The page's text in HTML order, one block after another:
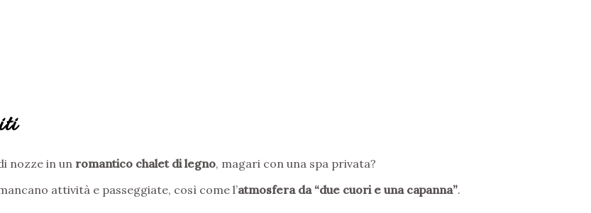
nozze in un romantico chalet di legno, magari con una spa privata?
attività e passeggiate, così come l’atmosfera da “due cuori e una capanna”.